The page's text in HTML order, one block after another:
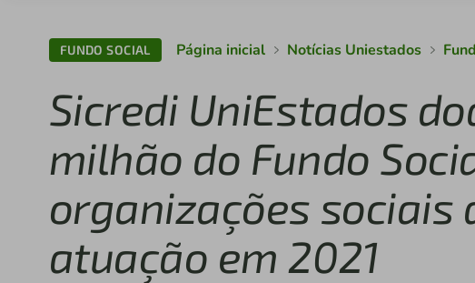
FUNDO SOCIAL Página inicial Notícias Uniestados
Sicredi UniEstados
milhão do Fundo
organizações sociais
atuação em 2021